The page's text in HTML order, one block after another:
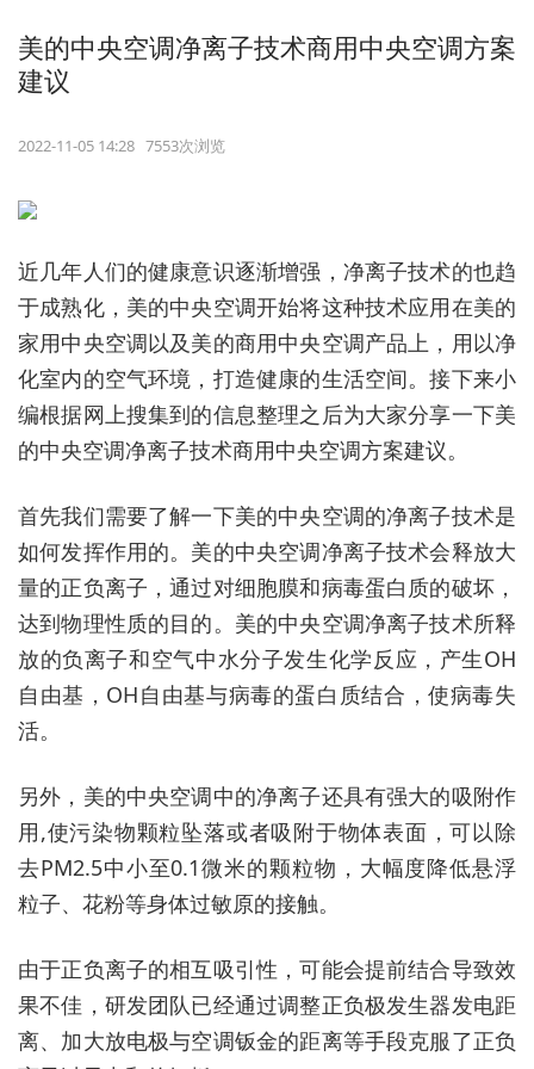
美的中央空调净离子技术商用中央空调方案
建议
2022-11-05 14:28 7553次浏览
近几年人们的健康意识逐渐增强，净离子技术的也趋
于成熟化，美的中央空调开始将这种技术应用在美的
家用中央空调以及美的商用中央空调产品上，用以净
化室内的空气环境，打造健康的生活空间。接下来小
编根据网上搜集到的信息整理之后为大家分享一下美
的中央空调净离子技术商用中央空调方案建议。
首先我们需要了解一下美的中央空调的净离子技术是
如何发挥作用的。美的中央空调净离子技术会释放大
量的正负离子，通过对细胞膜和病毒蛋白质的破坏，
达到物理性质的目的。美的中央空调净离子技术所释
放的负离子和空气中水分子发生化学反应，产生OH
自由基，OH自由基与病毒的蛋白质结合，使病毒失
活。
另外，美的中央空调中的净离子还具有强大的吸附作
用,使污染物颗粒坠落或者吸附于物体表面，可以除
去PM2.5中小至0.1微米的颗粒物，大幅度降低悬浮
粒子、花粉等身体过敏原的接触。
由于正负离子的相互吸引性，可能会提前结合导致效
果不佳，研发团队已经通过调整正负极发生器发电距
离、加大放电极与空调钣金的距离等手段克服了正负